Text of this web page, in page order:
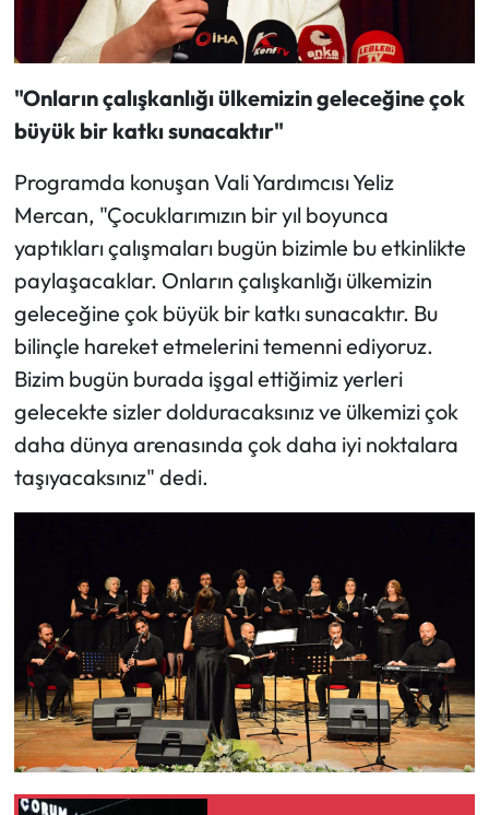
"Onların çalışkanlığı ülkemizin geleceğine çok
büyük bir katkı sunacaktır"
Programda konuşan Vali Yardımcısı Yeliz
Mercan, "Çocuklarımızın bir yıl boyunca
yaptıkları çalışmaları bugün bizimle bu etkinlikte
paylaşacaklar. Onların çalışkanlığı ülkemizin
geleceğine çok büyük bir katkı sunacaktır. Bu
bilinçle hareket etmelerini temenni ediyoruz.
Bizim bugün burada işgal ettiğimiz yerleri
gelecekte sizler dolduracaksınız ve ülkemizi çok
daha dünya arenasında çok daha iyi noktalara
taşıyacaksınız" dedi.